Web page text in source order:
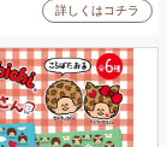
詳しくはコチラ